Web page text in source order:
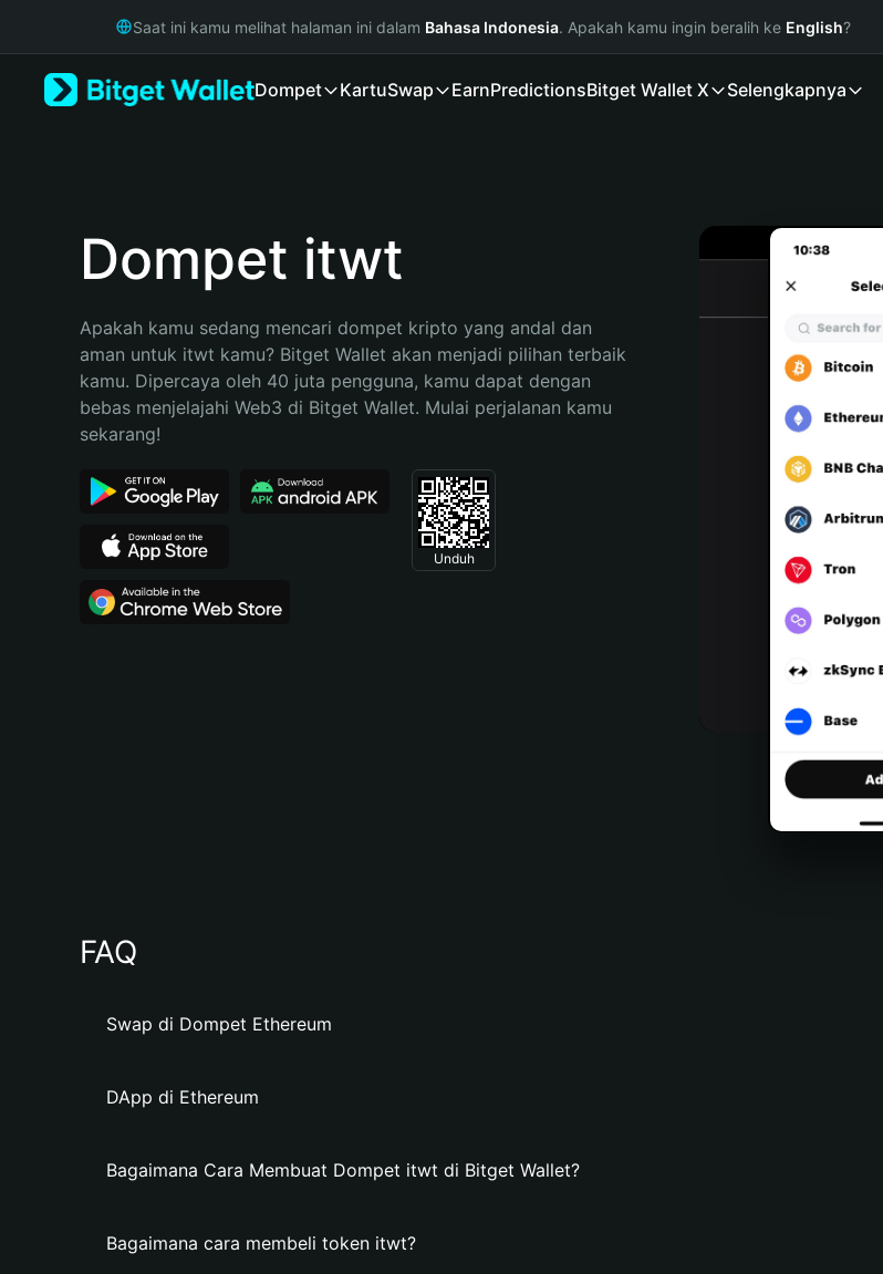
Русский
Bahasa Indonesia
Español (Argentina)
Saat ini kamu melihat halaman ini dalam Bahasa Indonesia. Apakah kamu ingin beralih ke English?
Dompet KartuSwap EarnPredictionsBitget Wallet X Selengkapnya
Dompet itwt
Apakah kamu sedang mencari dompet kripto yang andal dan
aman untuk itwt kamu? Bitget Wallet akan menjadi pilihan terbaik
kamu. Dipercaya oleh 40 juta pengguna, kamu dapat dengan
bebas menjelajahi Web3 di Bitget Wallet. Mulai perjalanan kamu
sekarang!
Unduh
FAQ
Swap di Dompet Ethereum
DApp di Ethereum
Bagaimana Cara Membuat Dompet itwt di Bitget Wallet?
Bagaimana cara membeli token itwt?